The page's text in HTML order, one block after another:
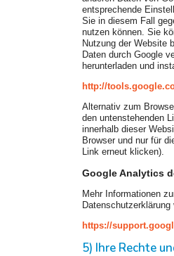
entsprechende
Sie in diesem Fall
nutzen können. Sie
Nutzung der Website
Daten durch Google
herunterladen und
http://
Alternativ zum
den untenstehenden
innerhalb dieser
Browser und nur für
Link erneut klicken).
Google Analytics
Mehr Informationen
Datenschutzerklärung
https://
5) Ihre Rechte